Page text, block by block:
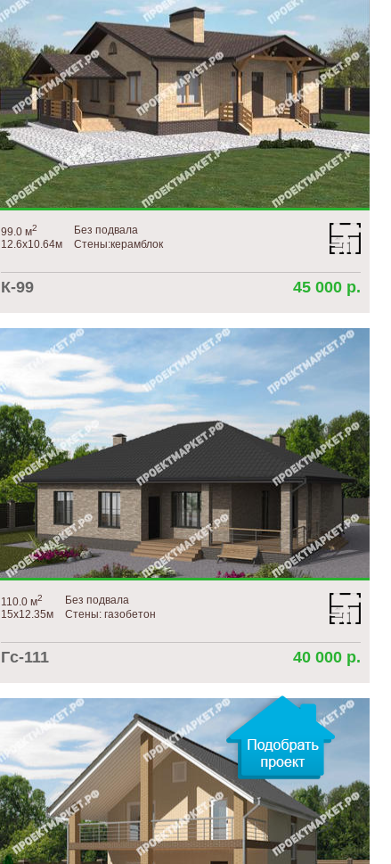
99.0 м2
12.6х10.64м
Без подвала
Стены:керамблок
К-99 45 000 р.
110.0 м2
15х12.35м
Без подвала
Стены: газобетон
Гс-111 40 000 р.